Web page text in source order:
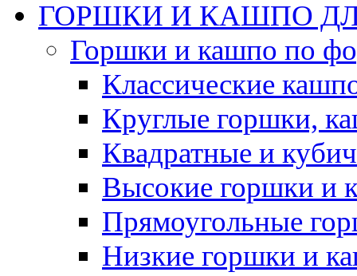
ГОРШКИ И КАШПО
Горшки и кашпо по
Классические
Круглые горшки,
Квадратные и
Высокие горшки и
Прямоугольные
Низкие горшки и